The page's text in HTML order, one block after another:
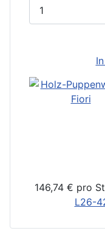
146,74 € pro
L26-